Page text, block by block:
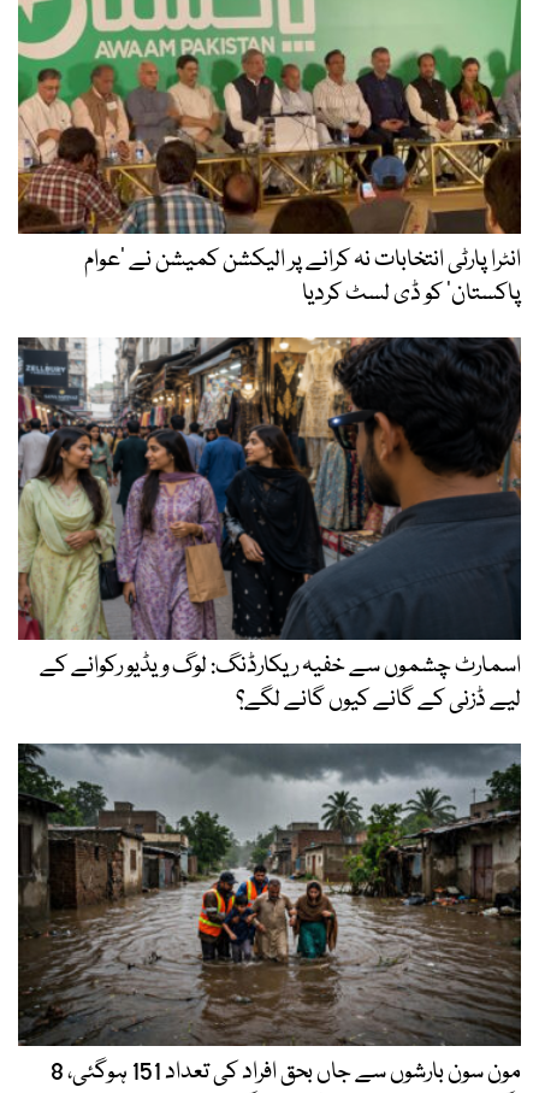
انٹرا پارٹی انتخابات نہ کرانے پر الیکشن کمیشن نے ’عوام
پاکستان‘ کو ڈی لسٹ کردیا
اسمارٹ چشموں سے خفیہ ریکارڈنگ: لوگ ویڈیو رکوانے کے
لیے ڈزنی کے گانے کیوں گانے لگے؟
مون سون بارشوں سے جاں بحق افراد کی تعداد 151 ہوگئی، 8